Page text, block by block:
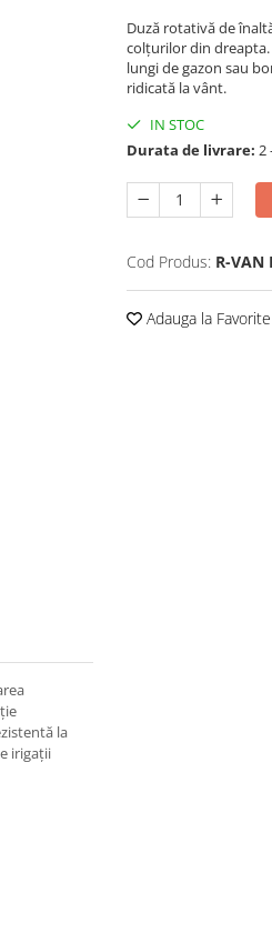
Duză rotativă de
colțurilor din dreapta.
lungi de gazon sau
ridicată la vânt.
IN STOC
Durata de livrare: 2
Cod Produs: R-VAN
Adauga la Favorite
la
irigații